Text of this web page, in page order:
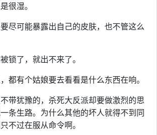
很湿。
尽可能暴露出自己的皮肤，也不管这么
锁了，就出不来了。
都有个姑娘要去看看是什么东西在响。
带犹豫的，杀死大反派却要做激烈的思
条生路。为什么其他的坏人就得不到同
不过在服从命令啊。